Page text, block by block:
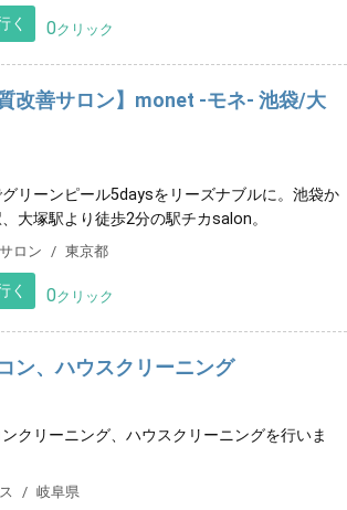
をさせていただきます
0 クリック
東区にある、民間学童です。 2014年から営業
で10年目を迎えます。
愛知県
クリック
改善サロン】monet -モネ- 池袋/大